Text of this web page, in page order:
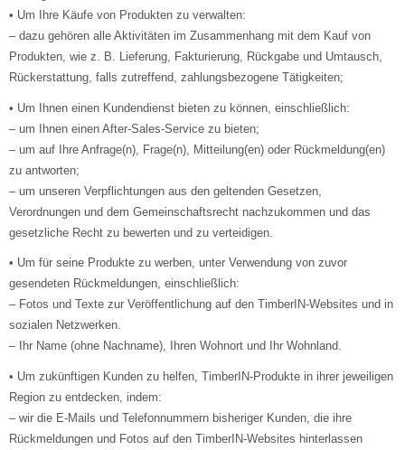
• Um Ihre Käufe von Produkten zu verwalten:
– dazu gehören alle Aktivitäten im Zusammenhang mit dem Kauf von
Produkten, wie z. B. Lieferung, Fakturierung, Rückgabe und Umtausch,
Rückerstattung, falls zutreffend, zahlungsbezogene Tätigkeiten;
• Um Ihnen einen Kundendienst bieten zu können, einschließlich:
– um Ihnen einen After-Sales-Service zu bieten;
– um auf Ihre Anfrage(n), Frage(n), Mitteilung(en) oder Rückmeldung(en)
zu antworten;
– um unseren Verpflichtungen aus den geltenden Gesetzen,
Verordnungen und dem Gemeinschaftsrecht nachzukommen und das
gesetzliche Recht zu bewerten und zu verteidigen.
• Um für seine Produkte zu werben, unter Verwendung von zuvor
gesendeten Rückmeldungen, einschließlich:
– Fotos und Texte zur Veröffentlichung auf den TimberIN-Websites und in
sozialen Netzwerken.
– Ihr Name (ohne Nachname), Ihren Wohnort und Ihr Wohnland.
• Um zukünftigen Kunden zu helfen, TimberIN-Produkte in ihrer jeweiligen
Region zu entdecken, indem:
– wir die E-Mails und Telefonnummern bisheriger Kunden, die ihre
Rückmeldungen und Fotos auf den TimberIN-Websites hinterlassen